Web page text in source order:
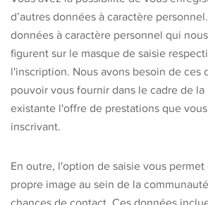
d’autres données à caractère
données à caractère personnel qui
figurent sur le masque de saisie
l'inscription. Nous avons besoin de ces
pouvoir vous fournir dans le cadre de
existante l'offre de prestations que
inscrivant.
En outre, l'option de saisie vous permet
propre image au sein de la